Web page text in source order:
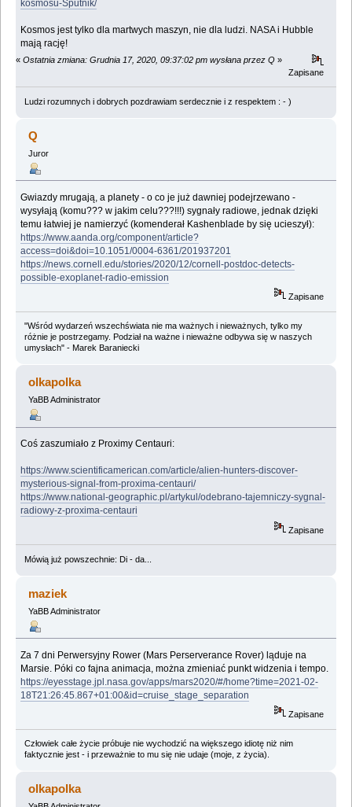
kosmosu-Sputnik/
Kosmos jest tylko dla martwych maszyn, nie dla ludzi. NASA i Hubble
mają rację!
« Ostatnia zmiana: Grudnia 17, 2020, 09:37:02 pm wysłana przez Q »
Zapisane
Ludzi rozumnych i dobrych pozdrawiam serdecznie i z respektem : - )
Q
Juror
Gwiazdy mrugają, a planety - o co je już dawniej podejrzewano -
wysyłają (komu??? w jakim celu???!!!) sygnały radiowe, jednak dzięki
temu łatwiej je namierzyć (komenderał Kashenblade by się ucieszył):
https://www.aanda.org/component/article?
access=doi&doi=10.1051/0004-6361/201937201
https://news.cornell.edu/stories/2020/12/cornell-postdoc-detects-
possible-exoplanet-radio-emission
Zapisane
"Wśród wydarzeń wszechświata nie ma ważnych i nieważnych, tylko my
różnie je postrzegamy. Podział na ważne i nieważne odbywa się w naszych
umysłach" - Marek Baraniecki
olkapolka
YaBB Administrator
Coś zaszumiało z Proximy Centauri:
https://www.scientificamerican.com/article/alien-hunters-discover-
mysterious-signal-from-proxima-centauri/
https://www.national-geographic.pl/artykul/odebrano-tajemniczy-sygnal-
radiowy-z-proxima-centauri
Zapisane
Mówią już powszechnie: Di - da...
maziek
YaBB Administrator
Za 7 dni Perwersyjny Rower (Mars Perserverance Rover) ląduje na
Marsie. Póki co fajna animacja, można zmieniać punkt widzenia i tempo.
https://eyesstage.jpl.nasa.gov/apps/mars2020/#/home?time=2021-02-
18T21:26:45.867+01:00&id=cruise_stage_separation
Zapisane
Człowiek całe życie próbuje nie wychodzić na większego idiotę niż nim
faktycznie jest - i przeważnie to mu się nie udaje (moje, z życia).
olkapolka